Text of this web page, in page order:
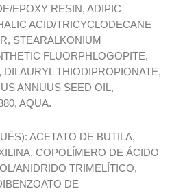
EPOXY RESIN, ADIPIC
ACID/TRICYCLODECANE
STEARALKONIUM
FLUORPHLOGOPITE,
DILAURYL THIODIPROPIONATE,
ANNUUS SEED OIL,
AQUA.
ACETATO DE BUTILA,
COPOLÍMERO DE ÁCIDO
ANIDRIDO TRIMELÍTICO,
DE